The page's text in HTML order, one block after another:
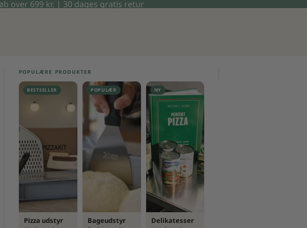
over 699 kr. | 30 dages gratis retur
POPULÆRE PRODUKTER
BESTSELLER
Pizza udstyr
POPULÆR
Bageudstyr
NY
Delikatesser